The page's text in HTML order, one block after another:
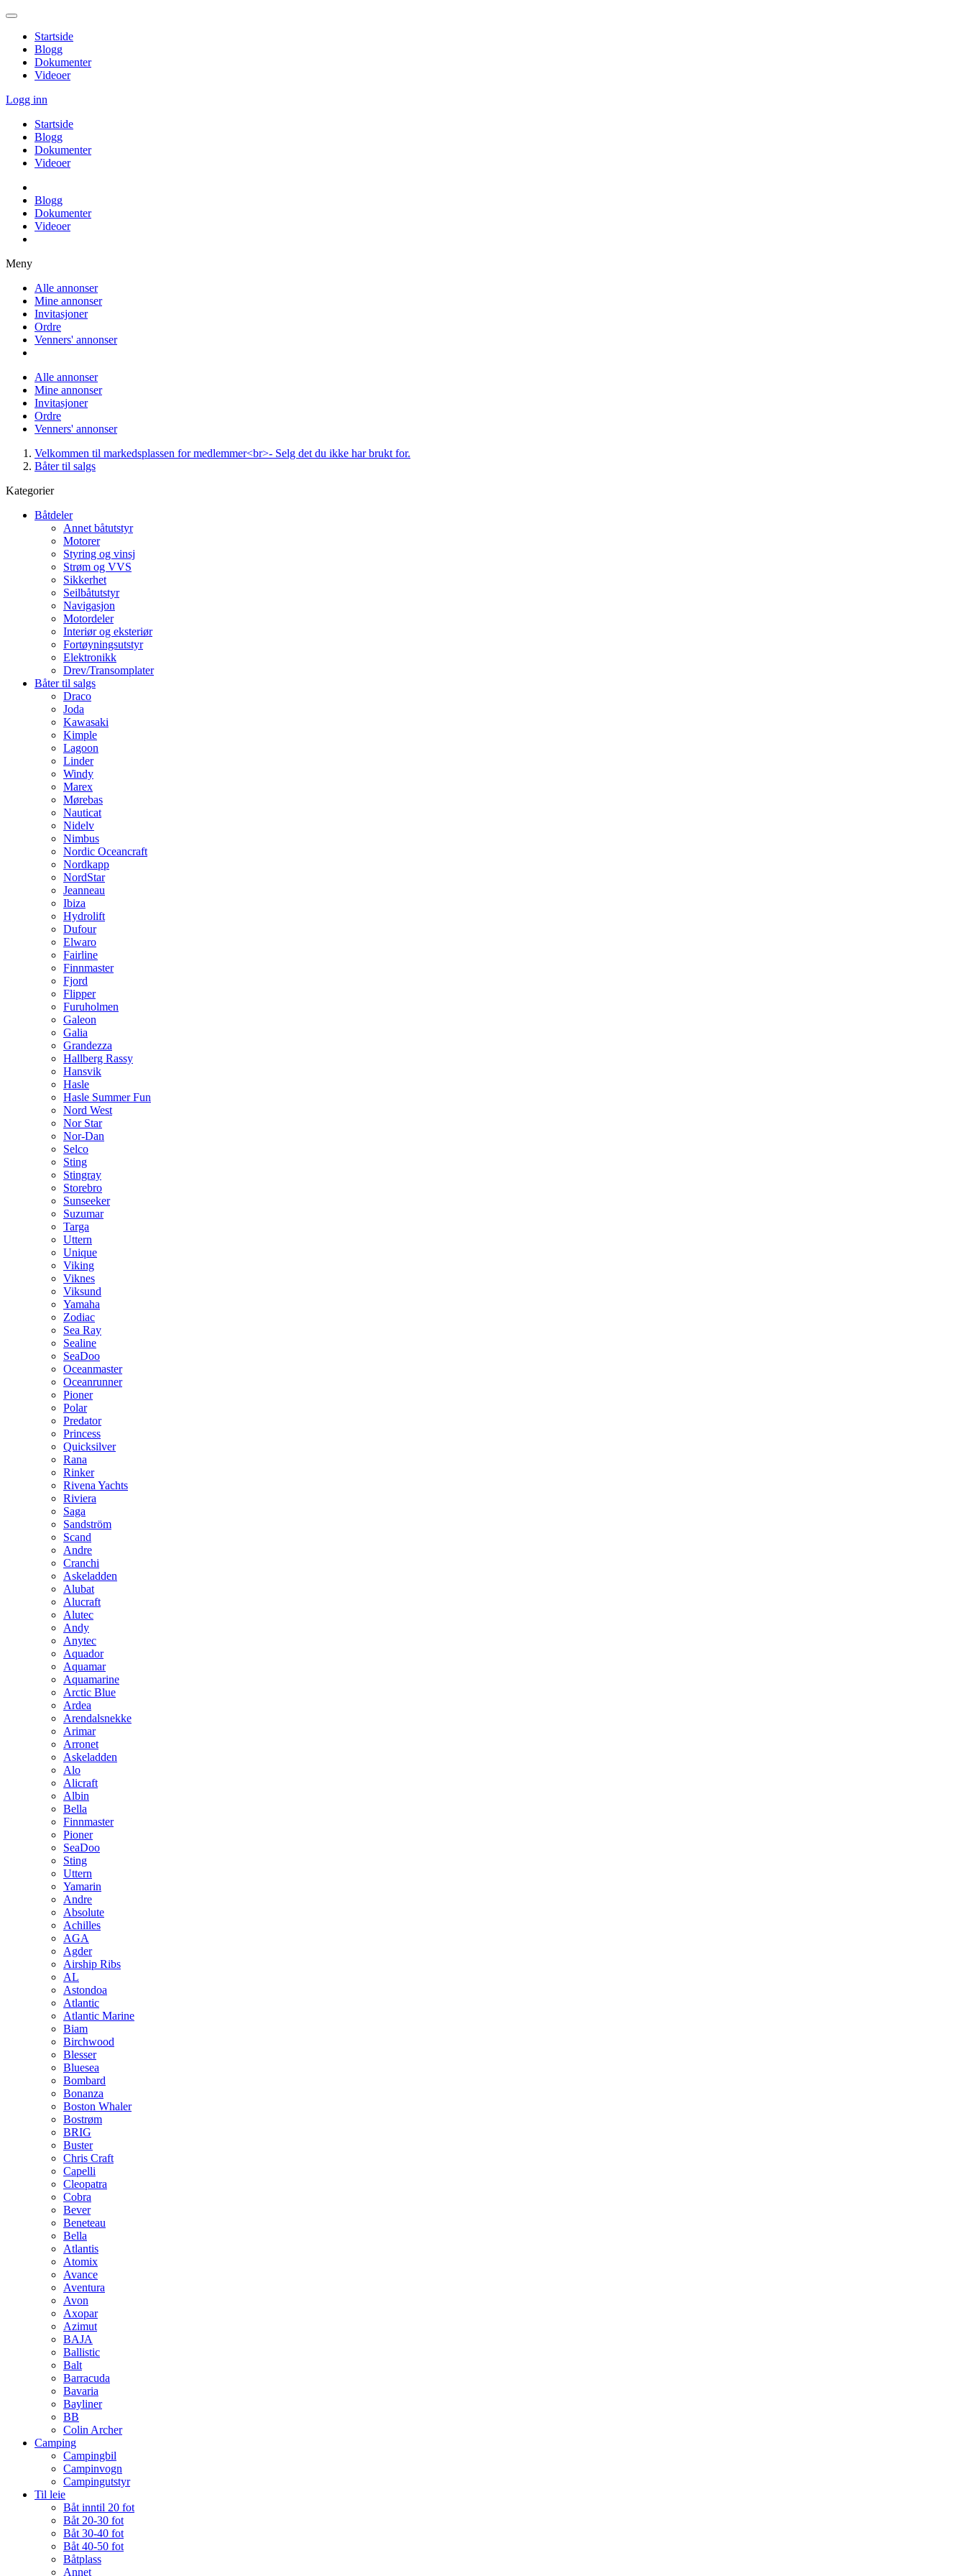
Startside
Blogg
Dokumenter
Videoer
Logg inn
Startside
Blogg
Dokumenter
Videoer
Blogg
Dokumenter
Videoer
Meny
Alle annonser
Mine annonser
Invitasjoner
Ordre
Venners' annonser
Alle annonser
Mine annonser
Invitasjoner
Ordre
Venners' annonser
Velkommen til markedsplassen for medlemmer<br>- Selg det du ikke har brukt for.
Båter til salgs
Kategorier
Båtdeler
Annet båtutstyr
Motorer
Styring og vinsj
Strøm og VVS
Sikkerhet
Seilbåtutstyr
Navigasjon
Motordeler
Interiør og eksteriør
Fortøyningsutstyr
Elektronikk
Drev/Transomplater
Båter til salgs
Draco
Joda
Kawasaki
Kimple
Lagoon
Linder
Windy
Marex
Mørebas
Nauticat
Nidelv
Nimbus
Nordic Oceancraft
Nordkapp
NordStar
Jeanneau
Ibiza
Hydrolift
Dufour
Elwaro
Fairline
Finnmaster
Fjord
Flipper
Furuholmen
Galeon
Galia
Grandezza
Hallberg Rassy
Hansvik
Hasle
Hasle Summer Fun
Nord West
Nor Star
Nor-Dan
Selco
Sting
Stingray
Storebro
Sunseeker
Suzumar
Targa
Uttern
Unique
Viking
Viknes
Viksund
Yamaha
Zodiac
Sea Ray
Sealine
SeaDoo
Oceanmaster
Oceanrunner
Pioner
Polar
Predator
Princess
Quicksilver
Rana
Rinker
Rivena Yachts
Riviera
Saga
Sandström
Scand
Andre
Cranchi
Askeladden
Alubat
Alucraft
Alutec
Andy
Anytec
Aquador
Aquamar
Aquamarine
Arctic Blue
Ardea
Arendalsnekke
Arimar
Arronet
Askeladden
Alo
Alicraft
Albin
Bella
Finnmaster
Pioner
SeaDoo
Sting
Uttern
Yamarin
Andre
Absolute
Achilles
AGA
Agder
Airship Ribs
AL
Astondoa
Atlantic
Atlantic Marine
Biam
Birchwood
Blesser
Bluesea
Bombard
Bonanza
Boston Whaler
Bostrøm
BRIG
Buster
Chris Craft
Capelli
Cleopatra
Cobra
Bever
Beneteau
Bella
Atlantis
Atomix
Avance
Aventura
Avon
Axopar
Azimut
BAJA
Ballistic
Balt
Barracuda
Bavaria
Bayliner
BB
Colin Archer
Camping
Campingbil
Campinvogn
Campingutstyr
Til leie
Båt inntil 20 fot
Båt 20-30 fot
Båt 30-40 fot
Båt 40-50 fot
Båtplass
Annet